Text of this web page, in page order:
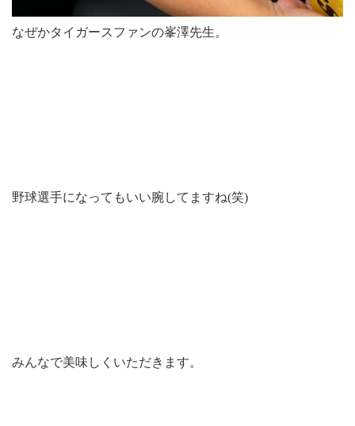
なぜかタイガースファンの峯澤先生。
野球選手になってもいい腕してますね(笑)
みんなで美味しくいただきます。